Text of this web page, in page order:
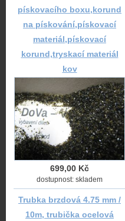
pískovacího boxu,korund
na pískování,pískovací
materiál,pískovací
korund,tryskací materiál
kov
699,00 Kč
dostupnost: skladem
Trubka brzdová 4.75 mm /
10m, trubička ocelová